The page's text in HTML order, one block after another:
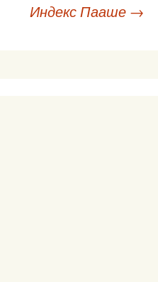
Индекс Пааше →